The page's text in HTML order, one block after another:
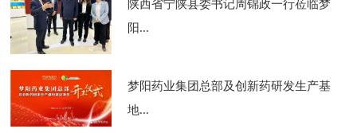
陕西省宁陕县委书记周锦政一行莅临梦
阳...
梦阳药业集团总部及创新药研发生产基
地...